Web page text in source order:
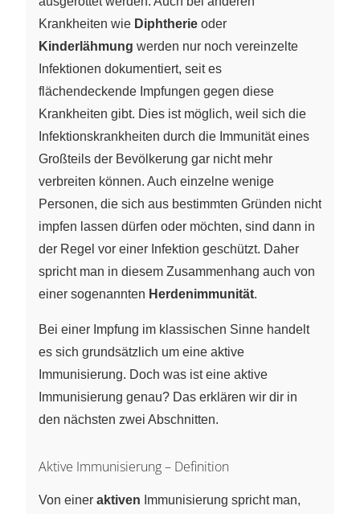
Krankheiten wie Diphtherie oder
Kinderlähmung werden nur noch vereinzelte
Infektionen dokumentiert, seit es
flächendeckende Impfungen gegen diese
Krankheiten gibt. Dies ist möglich, weil sich die
Infektionskrankheiten durch die Immunität eines
Großteils der Bevölkerung gar nicht mehr
verbreiten können. Auch einzelne wenige
Personen, die sich aus bestimmten Gründen nicht
impfen lassen dürfen oder möchten, sind dann in
der Regel vor einer Infektion geschützt. Daher
spricht man in diesem Zusammenhang auch von
einer sogenannten Herdenimmunität.
Bei einer Impfung im klassischen Sinne handelt
es sich grundsätzlich um eine aktive
Immunisierung. Doch was ist eine aktive
Immunisierung genau? Das erklären wir dir in
den nächsten zwei Abschnitten.
Aktive Immunisierung – Definition
Von einer aktiven Immunisierung spricht man,